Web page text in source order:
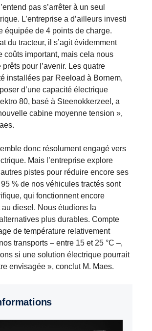
pas s’arrêter à un seul
L’entreprise a d’ailleurs investi
équipée de 4 points de charge.
du tracteur, il s’agit évidemment
coûts important, mais cela nous
prêts pour l’avenir. Les quatre
installées par Reeload à Bornem,
d’une capacité électrique
80, basé à Steenokkerzeel, a
cabine moyenne tension »,
donc résolument engagé vers
Mais l’entreprise explore
pistes pour réduire encore ses
% de nos véhicules tractés sont
qui fonctionnent encore
diesel. Nous étudions la
plus durables. Compte
de température relativement
transports – entre 15 et 25 °C –,
si une solution électrique pourrait
envisagée », conclut M. Maes.